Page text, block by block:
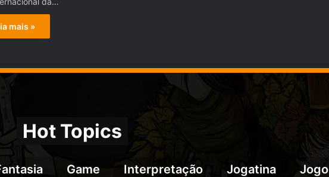
mais »
Hot Topics
Game Interpretação Jogatina Jogo